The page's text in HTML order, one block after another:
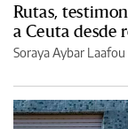
Rutas,
a Ceuta desde
Soraya Aybar Laafou